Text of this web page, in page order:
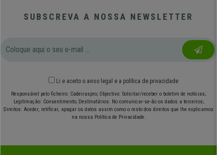
SUBSCREVA A NOSSA NEWSLETTER
Li e aceito o aviso legal e a política de privacidade
Responsável pelo ficheiro: Cadeiraspro; Objectivo: Solicitar/receber o boletim de notícias;
Legitimação: Consentimento; Destinatários: No comunicar-se-ão os dados a terceiros;
Direitos: Aceder, retificar, apagar os datos assim como o resto dos direitos que lhe explicamos
na nossa Política de Privacidade.